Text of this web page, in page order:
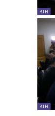
BIH
BIH